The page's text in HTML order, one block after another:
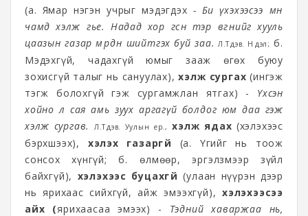
(а. Ямар нэгэн учрыг мэдэгдэх - Би үхэхээсээ өмнө
чамд хэлж өгье. Надад хор өгсөн тэр өвгөнийг хууль
цаазын газар мөрдөн шийтгэх буй заа. Л.Түдэв. Нүүдэл; б.
Мэдэхгүй, чадахгүй юмыг зааж өгөх буюу
зохисгүй талыг нь сануулах),хэлж сургах (ингэж
тэгж болохгүй гэж сургамжлан ятгах) -
Үхсэн
хойно л сая амь зуух аргагүй болдог юм даа гэж
хэлж сургав.
Л.Түдэв. Уулын үер., хэлж ядах (хэлэхээс
бэрхшээх), хэлэх газаргүй (а. Үгийг нь тоож
сонсох хүнгүй; б. Өөлмөөр, эргэлзмээр зүйл
байхгүй), хэлэхээс буцахгүй (улаан нүүрэн дээр
нь ярихаас сийхгүй, айж эмээхгүй), хэлэхээсээ
айх (ярихаасаа эмээх) - Тэдний хаваржаа нь,